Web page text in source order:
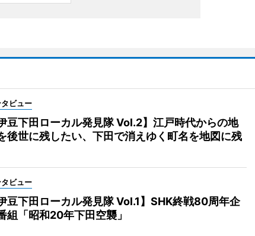
ビュー
豆下田ローカル発見隊 Vol.2】江戸時代からの地
後世に残したい、下田で消えゆく町名を地図に残
ビュー
豆下田ローカル発見隊 Vol.1】SHK終戦80周年企
組「昭和20年下田空襲」